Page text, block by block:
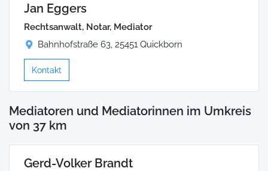
Jan Eggers
Rechtsanwalt, Notar, Mediator
Bahnhofstraße 63, 25451 Quickborn
Kontakt
Mediatoren und Mediatorinnen im Umkreis
von 37 km
Gerd-Volker Brandt